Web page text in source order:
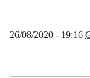
26/08/2020 - 19:16